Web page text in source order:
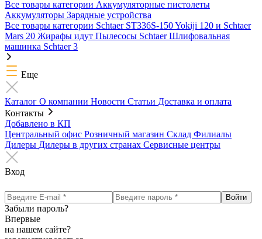
Все товары категории Аккумуляторные пистолеты
Аккумуляторы Зарядные устройства
Все товары категории Schtaer ST336S-150Yokiji 120 и Schtaer
Mars 20 Жирафы идут Пылесосы SchtaerШлифовальная
машинка Schtaer 3
Еще
Каталог О компании Новости Статьи Доставка и оплата
Контакты
Добавлено в КП
Центральный офис Розничный магазин Склад Филиалы
Дилеры Дилеры в других странах Сервисные центры
Вход
Забыли пароль?
Впервые
на нашем сайте?